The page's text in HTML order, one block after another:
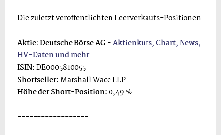
Die zuletzt veröffentlichten Leerverkaufs-Positionen:
Aktie: Deutsche Börse AG -Aktienkurs, Chart, News,
HV-Daten und mehr
ISIN:DE0005810055
Shortseller:Marshall Wace LLP
Höhe der Short-Position: 0,49 %
------------------